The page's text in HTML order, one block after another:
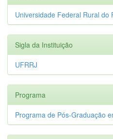
Universidade Federal Rural do
Sigla da Instituição
UFRRJ
Programa
Programa de Pós-Graduação